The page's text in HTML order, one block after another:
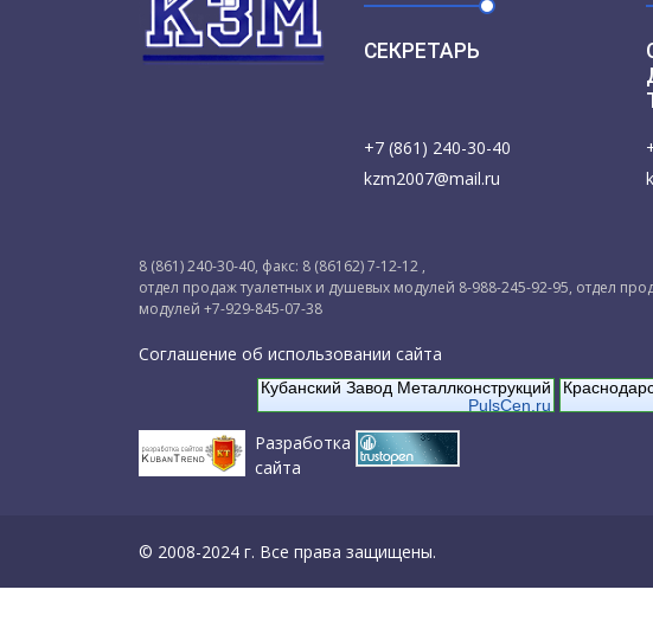
СЕКРЕТАРЬ
+7 (861) 240-30-40
kzm2007@mail.ru
8 (861) 240-30-40, факс: 8 (86162) 7-12-12 ,
отдел продаж туалетных и душевых модулей 8-988-245-92-95, отдел
модулей +7-929-845-07-38
Соглашение об использовании сайта
Кубанский Завод Металлконструкций
PulsCen.ru
Разработка
сайта
© 2008-2024 г. Все права защищены.